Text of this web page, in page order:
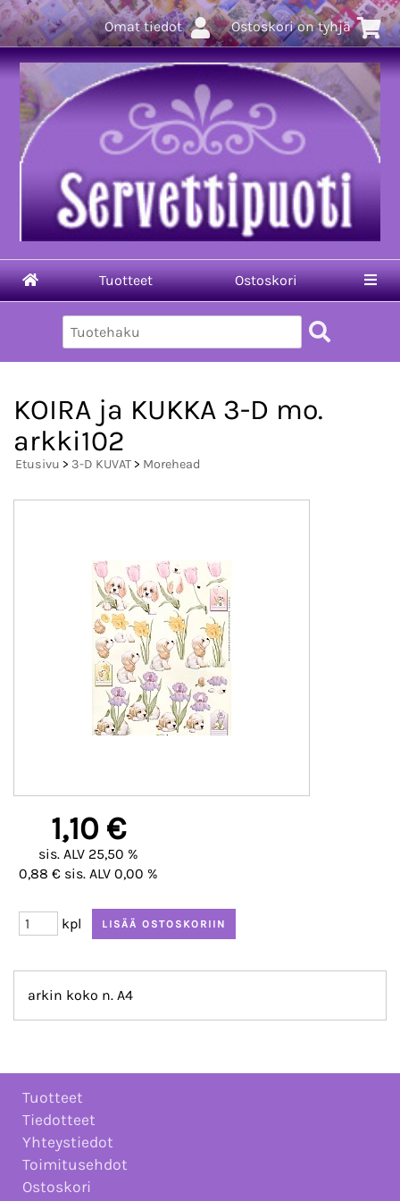
Omat tiedot Ostoskori on tyhjä
Tuotteet Ostoskori
KOIRA ja KUKKA 3-D mo.
arkki102
Etusivu > 3-D KUVAT> Morehead
1,10 €
sis. ALV 25,50 %
0,88 € sis. ALV 0,00 %
kpl
arkin koko n. A4
Tuotteet
Tiedotteet
Yhteystiedot
Toimitusehdot
Ostoskori